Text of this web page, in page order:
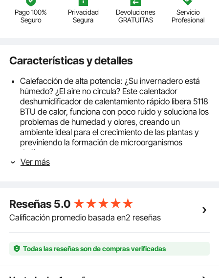
Pago 100%
Seguro
Privacidad
Segura
Devoluciones
GRATUITAS
Servicio
Profesional
Características y detalles
Calefacción de alta potencia: ¿Su invernadero está
húmedo? ¿El aire no circula? Este calentador
deshumidificador de calentamiento rápido libera 5118
BTU de calor, funciona con poco ruido y soluciona los
problemas de humedad y olores, creando un
ambiente ideal para el crecimiento de las plantas y
previniendo la formación de microorganismos
dañinos.
Termostato independiente gratuito: Controle
que le permite establecer fácilmente la temperatura
objetivo del invernadero, satisfaciendo sus
necesidades de control de temperatura y
condiciones más adecuadas.
Resistente a salpicaduras IP24: Fabricado en acero
resistente a salpicaduras IP24, lo que lo hace
Ver más
Reseñas5.0
Calificación promedio basada en2 reseñas
Todas las reseñas son de compras verificadas